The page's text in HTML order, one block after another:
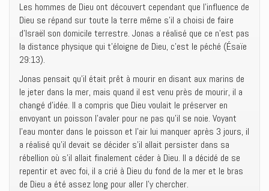
Les hommes de Dieu ont découvert cependant que l’influence de
Dieu se répand sur toute la terre même s’il a choisi de faire
d’Israël son domicile terrestre. Jonas a réalisé que ce n’est pas
la distance physique qui t’éloigne de Dieu, c’est le péché (Ésaïe
29:13).
Jonas pensait qu’il était prêt à mourir en disant aux marins de
le jeter dans la mer, mais quand il est venu près de mourir, il a
changé d’idée. Il a compris que Dieu voulait le préserver en
envoyant un poisson l’avaler pour ne pas qu’il se noie. Voyant
l’eau monter dans le poisson et l’air lui manquer après 3 jours, il
a réalisé qu’il devait se décider s’il allait persister dans sa
rébellion où s’il allait finalement céder à Dieu. Il a décidé de se
repentir et avec foi, il a crié à Dieu du fond de la mer et le bras
de Dieu a été assez long pour aller l’y chercher.